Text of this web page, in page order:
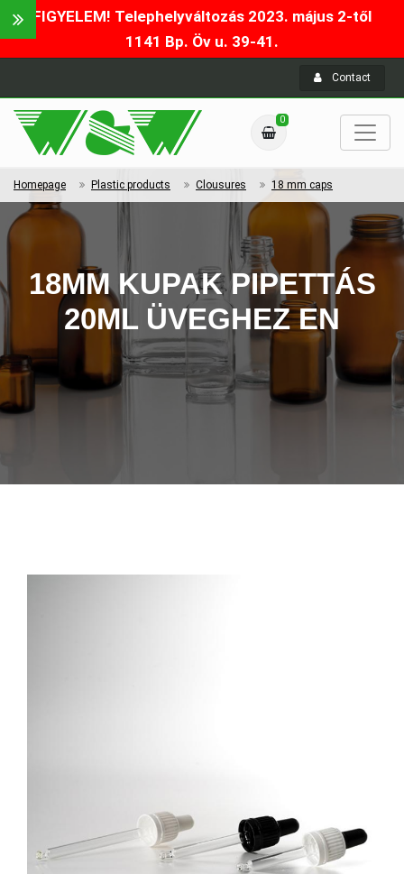
FIGYELEM! Telephelyváltozás 2023. május 2-től
1141 Bp. Öv u. 39-41.
Contact
0
Homepage Plastic products Clousures 18 mm caps
18MM KUPAK PIPETTÁS
20ML ÜVEGHEZ EN